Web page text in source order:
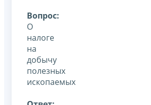
Вопрос:
О
налоге
на
добычу
полезных
ископаемых